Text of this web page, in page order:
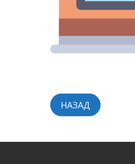
НАЗАД